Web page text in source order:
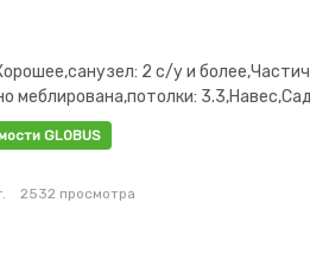
2 с/у и
меблирована,потолки:
GLOBUS
2532 просмотра